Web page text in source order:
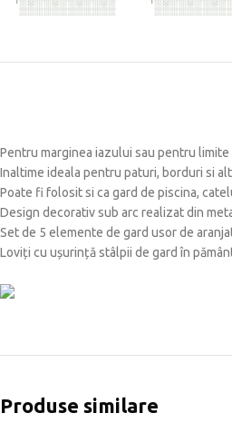
Pentru marginea iazului sau pentru limite
Inaltime ideala pentru paturi, borduri si
Poate fi folosit si ca gard de piscina,
Design decorativ sub arc realizat din
Set de 5 elemente de gard usor de
Loviți cu ușurință stâlpii de gard în
Produse similare